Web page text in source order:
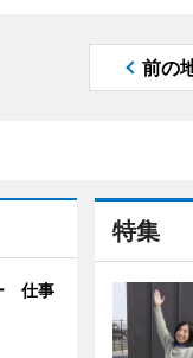
前の
特集
仕事